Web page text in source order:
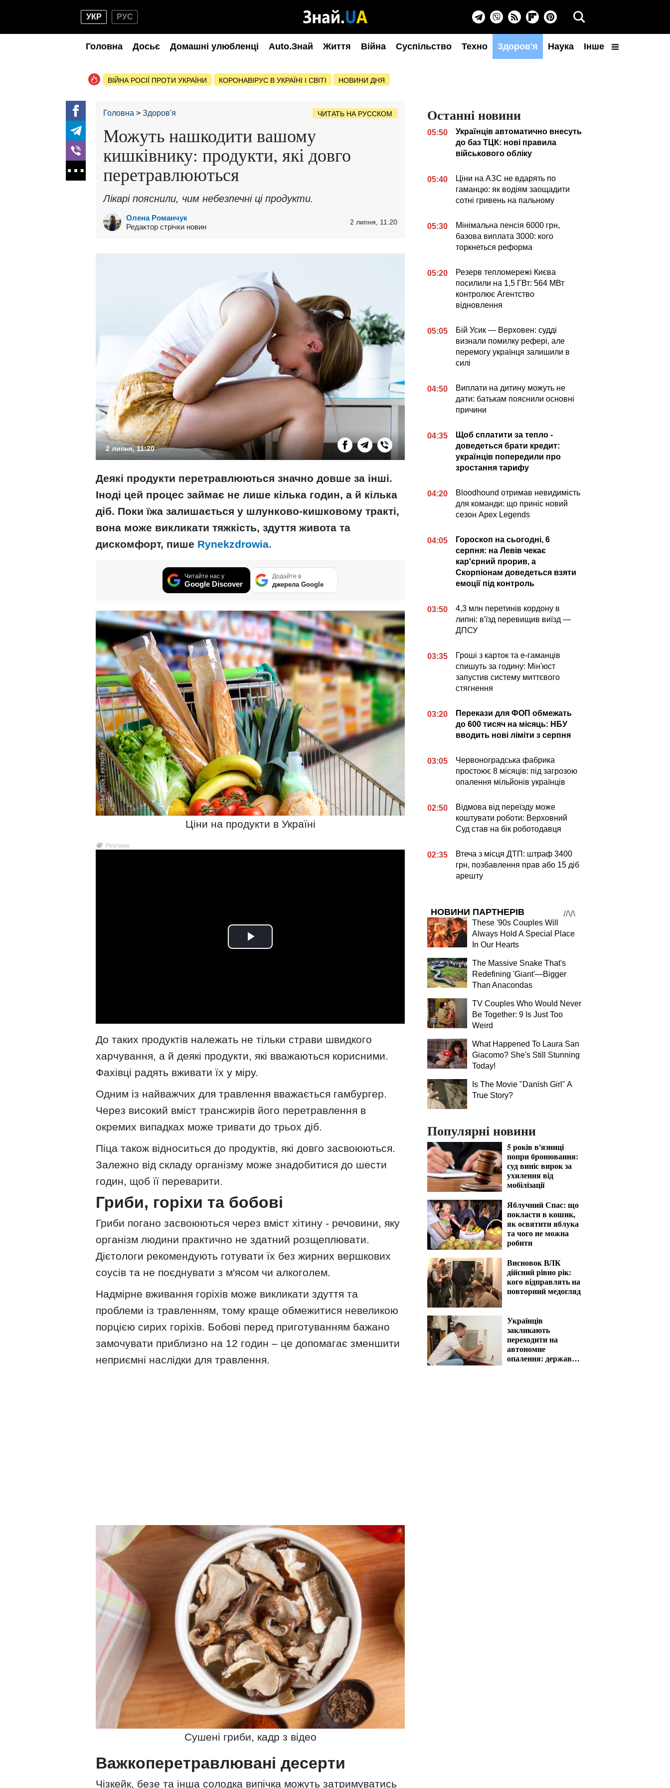
УКР РУС
Головна Досьє Домашні улюбленці Auto.Знай Життя Війна Суспільство Техно Здоров'я Наука Інше
ВІЙНА РОСІЇ ПРОТИ УКРАЇНИ КОРОНАВІРУС В УКРАЇНІ І СВІТІ НОВИНИ ДНЯ
Головна Здоров'я ЧИТАТЬ НА РУССКОМ
Можуть нашкодити вашому
кишківнику: продукти, які довго
перетравлюються
Лікарі пояснили, чим небезпечні ці продукти.
Олена Романчук
Редактор стрічки новин
2 липня, 11:20
2 липня, 11:20
Деякі продукти перетравлюються значно довше за інші.
Іноді цей процес займає не лише кілька годин, а й кілька
діб. Поки їжа залишається у шлунково-кишковому тракті,
вона може викликати тяжкість, здуття живота та
дискомфорт, пише Rynekzdrowia.
Читайте нас у
Google Discover
Додайте в
джерела Google
Ціни на продукти в Україні
До таких продуктів належать не тільки страви швидкого
харчування, а й деякі продукти, які вважаються корисними.
Фахівці радять вживати їх у міру.
Одним із найважчих для травлення вважається гамбургер.
Через високий вміст трансжирів його перетравлення в
окремих випадках може тривати до трьох діб.
Піца також відноситься до продуктів, які довго засвоюються.
Залежно від складу організму може знадобитися до шести
годин, щоб її переварити.
Гриби, горіхи та бобові
Гриби погано засвоюються через вміст хітину - речовини, яку
організм людини практично не здатний розщеплювати.
Дієтологи рекомендують готувати їх без жирних вершкових
соусів та не поєднувати з м'ясом чи алкоголем.
Надмірне вживання горіхів може викликати здуття та
проблеми із травленням, тому краще обмежитися невеликою
порцією сирих горіхів. Бобові перед приготуванням бажано
замочувати приблизно на 12 годин – це допомагає зменшити
неприємні наслідки для травлення.
Сушені гриби, кадр з відео
Важкоперетравлювані десерти
Чізкейк, безе та інша солодка випічка можуть затримуватись
Останні новини
05:50
Українців автоматично внесуть
до баз ТЦК: нові правила
військового обліку
05:40
Ціни на АЗС не вдарять по
гаманцю: як водіям заощадити
сотні гривень на пальному
05:30
Мінімальна пенсія 6000 грн,
базова виплата 3000: кого
торкнеться реформа
05:20
Резерв тепломережі Києва
посилили на 1,5 ГВт: 564 МВт
контролює Агентство
відновлення
05:05
Бій Усик — Верховен: судді
визнали помилку рефері, але
перемогу українця залишили в
силі
04:50
Виплати на дитину можуть не
дати: батькам пояснили основні
причини
04:35
Щоб сплатити за тепло -
доведеться брати кредит:
українців попередили про
зростання тарифу
04:20
Bloodhound отримав невидимість
для команди: що приніс новий
сезон Apex Legends
04:05
Гороскоп на сьогодні, 6
серпня: на Левів чекає
кар'єрний прорив, а
Скорпіонам доведеться взяти
емоції під контроль
03:50
4,3 млн перетинів кордону в
липні: в'їзд перевищив виїзд —
ДПСУ
03:35
Гроші з карток та е-гаманців
спишуть за годину: Мін'юст
запустив систему миттєвого
стягнення
03:20
Перекази для ФОП обмежать
до 600 тисяч на місяць: НБУ
вводить нові ліміти з серпня
03:05
Червоноградська фабрика
простоює 8 місяців: під загрозою
опалення мільйонів українців
02:50
Відмова від переїзду може
коштувати роботи: Верховний
Суд став на бік роботодавця
02:35
Втеча з місця ДТП: штраф 3400
грн, позбавлення прав або 15 діб
арешту
НОВИНИ ПАРТНЕРІВ
These '90s Couples Will
Always Hold A Special Place
In Our Hearts
The Massive Snake That's
Redefining 'Giant'—Bigger
Than Anacondas
TV Couples Who Would Never
Be Together: 9 Is Just Too
Weird
What Happened To Laura San
Giacomo? She's Still Stunning
Today!
Is The Movie "Danish Girl" A
True Story?
Популярні новини
5 років в'язниці
попри бронювання:
суд виніс вирок за
ухилення від
мобілізації
Яблучний Спас: що
покласти в кошик,
як освятити яблука
та чого не можна
робити
Висновок ВЛК
дійсний рівно рік:
кого відправлять на
повторний медогляд
Українців
закликають
переходити на
автономне
опалення: держава